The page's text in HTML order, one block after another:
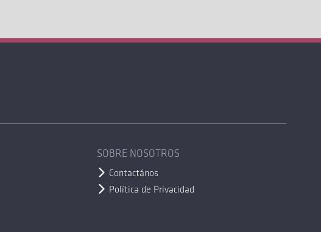
SOBRE NOSOTROS
Contactános
Política de Privacidad